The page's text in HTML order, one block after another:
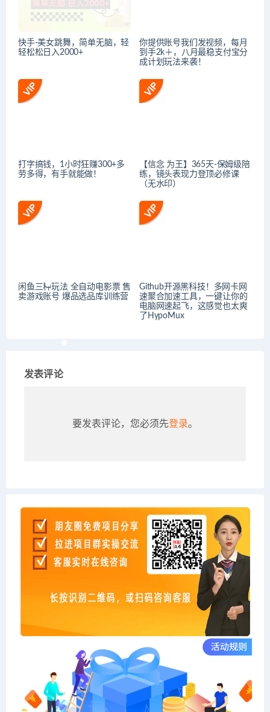
快手-美女跳舞，简单无脑，轻
轻松松日入2000+
你提供账号我们发视频，每月
到手2k＋，八月最稳支付宝分
成计划玩法来袭！
打字搞钱，1小时狂赚300+多
劳多得，有手就能做！
【信念 为王】365天-保姆级陪
练，镜头表现力登顶必修课
（无水印）
闲鱼三种玩法 全自动电影票 售
卖游戏账号 爆品选品库训练营
Github开源黑科技！多网卡网
速聚合加速工具，一键让你的
电脑网速起飞，这感觉也太爽
了HypoMux
发表评论
要发表评论，您必须先登录。